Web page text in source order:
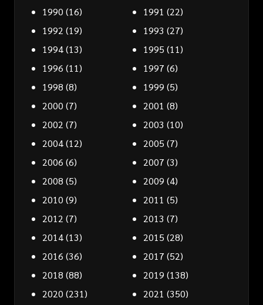
1990 (16) 1991 (22)
1992 (19) 1993 (27)
1994(13) 1995 (11)
1996 (11) 1997 (6)
1998 (8) 1999 (5)
2000 (7) 2001 (8)
2002 (7) 2003 (10)
2004(12) 2005 (7)
2006 (6) 2007 (3)
2008 (5) 2009 (4)
2010 (9) 2011 (5)
2012 (7) 2013 (7)
2014(13) 2015 (28)
2016 (36) 2017 (52)
2018 (88) 2019 (138)
2020 (231) 2021 (350)